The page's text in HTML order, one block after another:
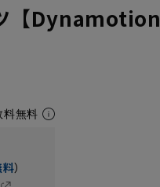
【Dynamotion
料無料
料）